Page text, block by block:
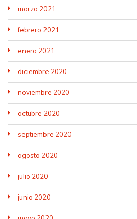
marzo 2021
febrero 2021
enero 2021
diciembre 2020
noviembre 2020
octubre 2020
septiembre 2020
agosto 2020
julio 2020
junio 2020